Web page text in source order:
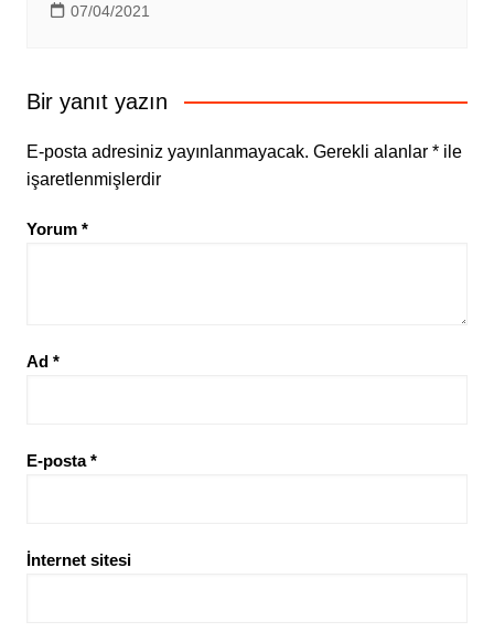
07/04/2021
Bir yanıt yazın
E-posta adresiniz yayınlanmayacak. Gerekli alanlar *ile
işaretlenmişlerdir
Yorum *
Ad *
E-posta*
İnternet sitesi